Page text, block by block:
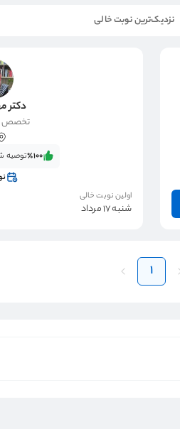
نزدیک‌ترین نوبت خالی
دکتر
تخصص
٪100‌‌‌توصیه
اولین نوبت خالی
شنبه 17 مرداد
1